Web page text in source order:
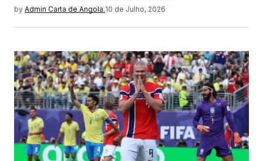
by Admin Carta de Angola.10 de Julho, 2026